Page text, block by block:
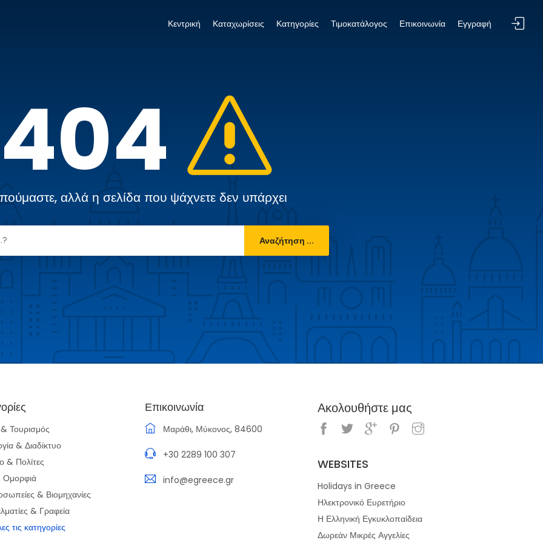
404
αλλά η σελίδα που ψάχνετε δεν υπάρχει
& Τουρισμός
& Διαδίκτυο
& Πολίτες
Ομορφιά
& Βιομηχανίες
& Γραφεία
τις κατηγορίες
Επικοινωνία
Μαράθι, Μύκονος, 84600
+30 2289 100 307
info@egreece.gr
Ακολουθήστε μας
WEBSITES
Holidays in Greece
Ηλεκτρονικό Ευρετήριο
Η Ελληνική Εγκυκλοπαίδεια
Δωρεάν Μικρές Αγγελίες
Κεντρική Καταχωρίσεις Κατηγορίες Τιμοκατάλογος Επικοινωνία Εγγραφή